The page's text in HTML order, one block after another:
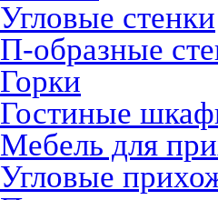
Угловые стенки
П-образные
Горки
Гостиные
Мебель для
Угловые